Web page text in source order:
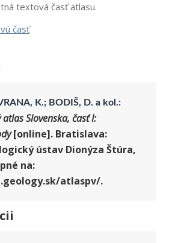
textová časť atlasu.
časť
K.; BODIŠ, D. a kol.:
Slovenska, časť I:
[online]. Bratislava:
ústav Dionýza Štúra,
na:
atlaspv/.